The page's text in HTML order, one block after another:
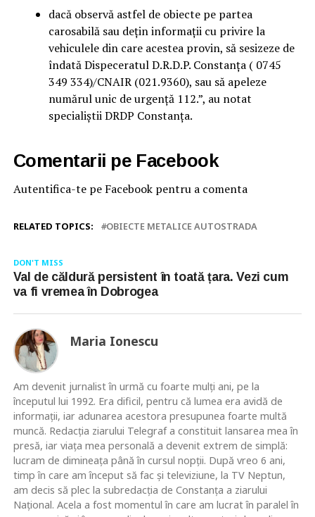
dacă observă astfel de obiecte pe partea
carosabilă sau dețin informații cu privire la
vehiculele din care acestea provin, să sesizeze de
îndată Dispeceratul D.R.D.P. Constanța ( 0745
349 334)/CNAIR (021.9360), sau să apeleze
numărul unic de urgență 112.”, au notat
specialiștii DRDP Constanța.
Comentarii pe Facebook
Autentifica-te pe Facebook pentru a comenta
RELATED TOPICS: OBIECTE METALICE AUTOSTRADA
DON'T MISS
Val de căldură persistent în toată țara. Vezi cum
va fi vremea în Dobrogea
Maria Ionescu
Am devenit jurnalist în urmă cu foarte mulţi ani, pe la
începutul lui 1992. Era dificil, pentru că lumea era avidă de
informaţii, iar adunarea acestora presupunea foarte multă
muncă. Redacţia ziarului Telegraf a constituit lansarea mea în
presă, iar viaţa mea personală a devenit extrem de simplă:
lucram de dimineaţa până în cursul nopţii. După vreo 6 ani,
timp în care am început să fac şi televiziune, la TV Neptun,
am decis să plec la subredacţia de Constanţa a ziarului
Naţional. Acela a fost momentul în care am lucrat în paralel în